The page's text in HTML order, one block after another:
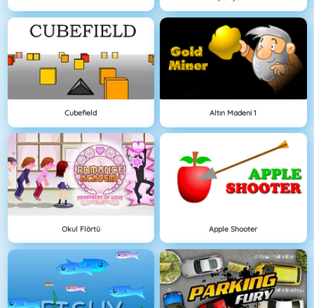
Cubefield Altın Madeni 1
Okul Flörtü Apple Shooter